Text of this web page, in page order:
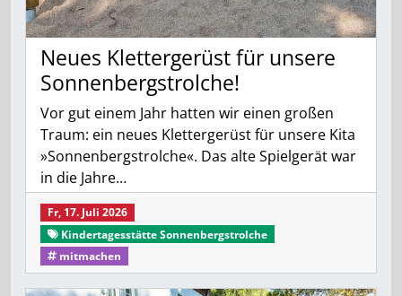
Neues Klettergerüst für unsere
Sonnenbergstrolche!
Vor gut einem Jahr hatten wir einen großen
Traum: ein neues Klettergerüst für unsere Kita
»Sonnenbergstrolche«. Das alte Spielgerät war
in die Jahre…
Fr, 17. Juli 2026
Kindertagesstätte Sonnenbergstrolche
mitmachen